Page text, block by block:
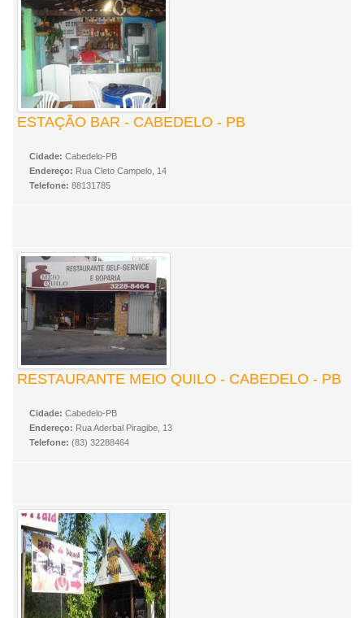
ESTAÇÃO BAR - CABEDELO - PB
Cidade: Cabedelo-PB
Endereço: Rua Cleto Campelo, 14
Telefone: 88131785
RESTAURANTE MEIO QUILO - CABEDELO - PB
Cidade: Cabedelo-PB
Endereço: Rua Aderbal Piragibe, 13
Telefone: (83) 32288464